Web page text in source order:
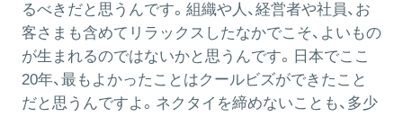
るべきだと思うんです。組織や人、経営者や社員、お
客さまも含めてリラックスしたなかでこそ、よいもの
が生まれるのではないかと思うんです。日本でここ
20年、最もよかったことはクールビズができたこと
だと思うんですよ。ネクタイを締めないことも、多少